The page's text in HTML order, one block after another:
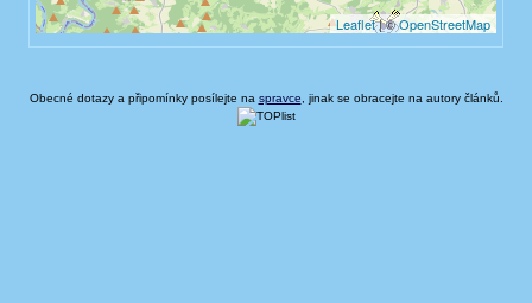
Obecné dotazy a připomínky posílejte na spravce , jinak se obracejte na autory článků.